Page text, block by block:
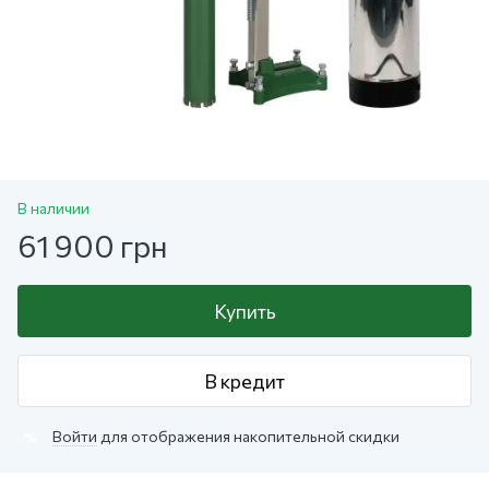
В наличии
61 900 грн
Купить
В кредит
Войти для отображения накопительной скидки